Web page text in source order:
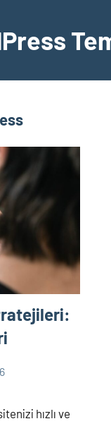
hızlı ve